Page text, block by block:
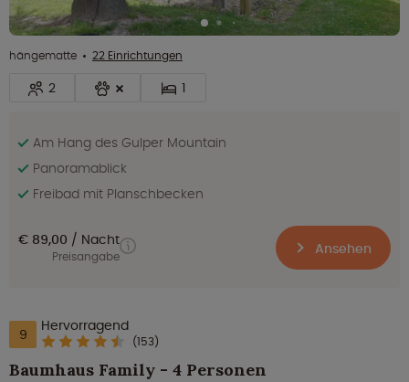
hängematte 22 Einrichtungen
2 1
Am Hang des Gulper Mountain
Panoramablick
Freibad mit Planschbecken
€ 89,00 Nacht
Preisangabe Ansehen
9 Hervorragend
(153)
Baumhaus Family - 4 Personen